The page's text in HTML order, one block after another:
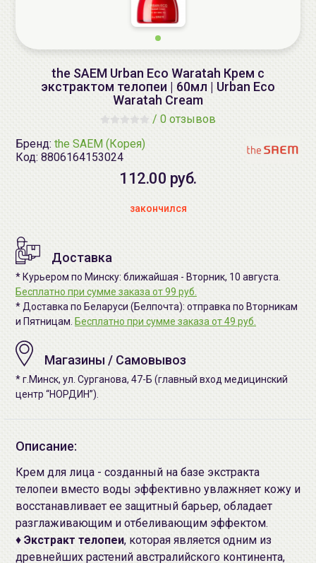
the SAEM Urban Eco Waratah Крем с
экстрактом телопеи | 60мл | Urban Eco
Waratah Cream
/ 0 отзывов
Бренд: the SAEM (Корея)
Код: 8806164153024
112.00 руб.
закончился
Доставка
* Курьером по Минску: ближайшая - Вторник, 10 августа.
Бесплатно при сумме заказа от 99 руб.
* Доставка по Беларуси (Белпочта): отправка по Вторникам
и Пятницам. Бесплатно при сумме заказа от 49 руб.
Магазины / Самовывоз
* г.Минск, ул. Сурганова, 47-Б (главный вход медицинский
центр “НОРДИН”).
Описание:
Крем для лица - созданный на базе экстракта
телопеи вместо воды эффективно увлажняет кожу и
восстанавливает ее защитный барьер, обладает
разглаживающим и отбеливающим эффектом.
♦ Экстракт телопеи, которая является одним из
древнейших растений австралийского континента,